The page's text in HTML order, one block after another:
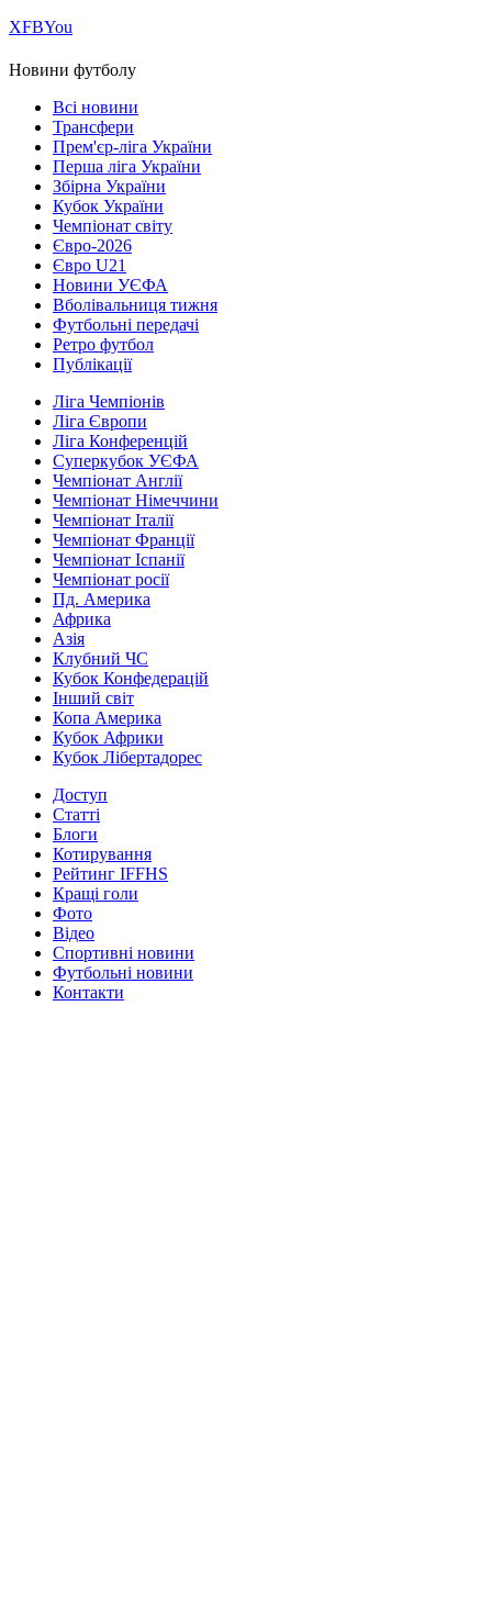
ХFBYou
Новини футболу
Всі новини
Трансфери
Прем'єр-ліга України
Перша ліга України
Збірна України
Кубок України
Чемпіонат світу
Євро-2026
Євро U21
Новини УЄФА
Вболівальниця тижня
Футбольні передачі
Ретро футбол
Публікації
Ліга Чемпіонів
Ліга Європи
Ліга Конференцій
Суперкубок УЄФА
Чемпіонат Англії
Чемпіонат Німеччини
Чемпіонат Італії
Чемпіонат Франції
Чемпіонат Іспанії
Чемпіонат росії
Пд. Америка
Африка
Азія
Клубний ЧС
Кубок Конфедерацій
Інший світ
Копа Америка
Кубок Африки
Кубок Лібертадорес
Доступ
Статті
Блоги
Котирування
Рейтинг IFFHS
Кращі голи
Фото
Відео
Спортивні новини
Футбольні новини
Контакти